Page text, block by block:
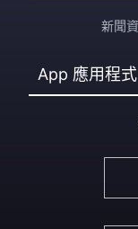
新聞
App 應用程式